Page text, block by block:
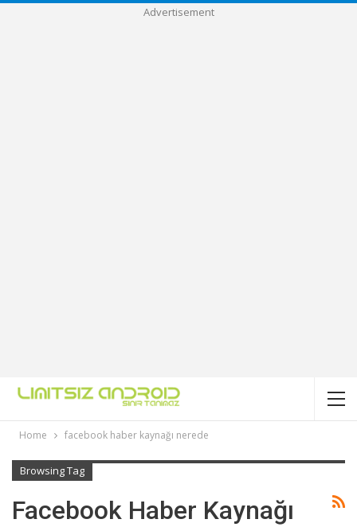
Advertisement
Home facebook haber kaynağı nerede
Browsing Tag
Facebook Haber Kaynağı